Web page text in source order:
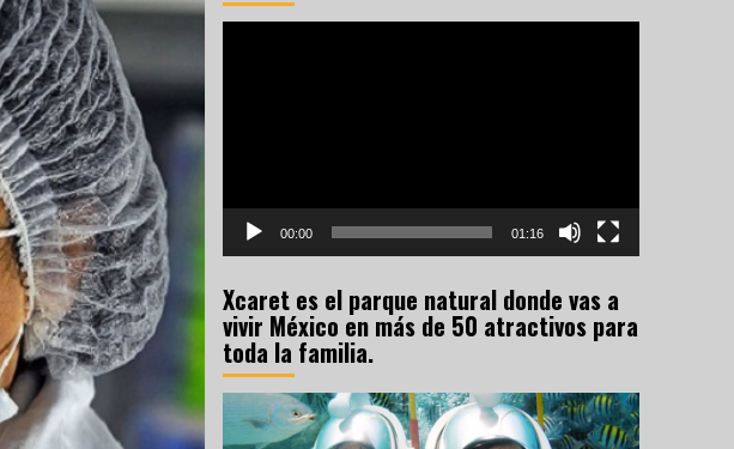
00:00 01:16
Xcaret es el parque natural donde vas a
vivir México en más de 50 atractivos para
toda la familia.